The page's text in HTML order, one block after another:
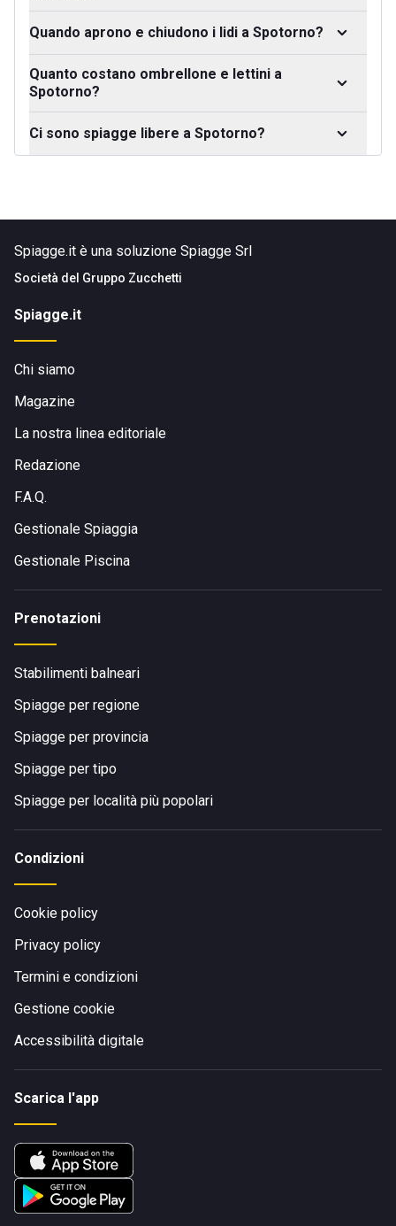
Quando aprono e chiudono i lidi a Spotorno?
Quanto costano ombrellone e lettini a
Spotorno?
Ci sono spiagge libere a Spotorno?
Spiagge.it è una soluzione Spiagge Srl
Società del Gruppo Zucchetti
Spiagge.it
Chi siamo
Magazine
La nostra linea editoriale
Redazione
F.A.Q.
Gestionale Spiaggia
Gestionale Piscina
Prenotazioni
Stabilimenti balneari
Spiagge per regione
Spiagge per provincia
Spiagge per tipo
Spiagge per località più popolari
Condizioni
Cookie policy
Privacy policy
Termini e condizioni
Gestione cookie
Accessibilità digitale
Scarica l'app